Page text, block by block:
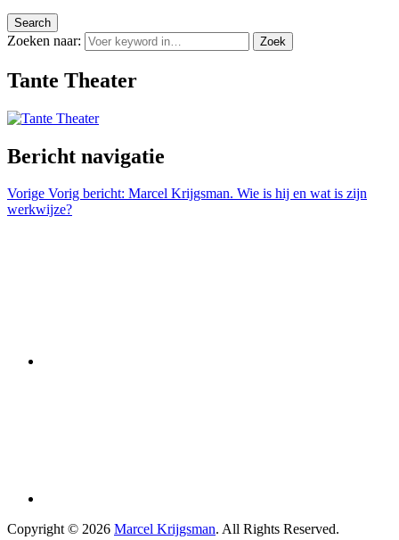
Search
Zoeken naar: Zoek
Tante Theater
Bericht navigatie
Vorige Vorig bericht: Marcel Krijgsman. Wie is hij en wat is zijn
werkwijze?
Copyright © 2026 Marcel Krijgsman. All Rights Reserved.